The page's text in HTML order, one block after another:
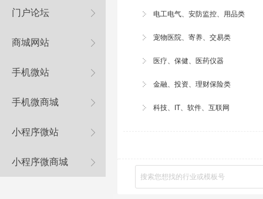
门户论坛
商城网站
手机微站
手机微商城
小程序微站
小程序微商城
电工电气、安防监控、用品类
宠物医院、寄养、交易类
医疗、保健、医药仪器
金融、投资、理财保险类
科技、IT、软件、互联网